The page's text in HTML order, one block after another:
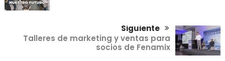
Siguiente
Talleres de marketing y ventas para
socios de Fenamix